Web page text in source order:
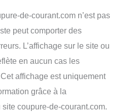
de-courant.com n’est pas
peut comporter des
L’affichage sur le site ou
en aucun cas les
affichage est uniquement
grâce à la
coupure-de-courant.com.